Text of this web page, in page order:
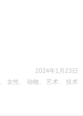
2024年1月23日
、 女性 、 动物 、 艺术、 技术